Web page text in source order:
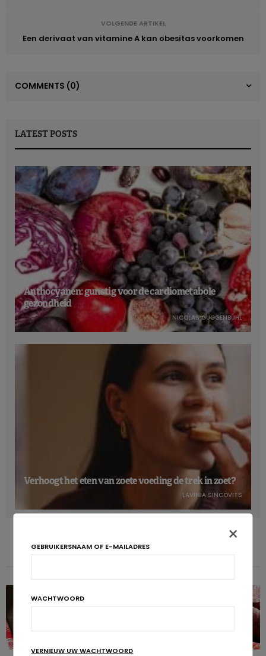
VOLGENDE ARTIKEL
Een derivaat van vitamine A kan obesitas voorkomen
COMMENTS (0)
LATEST POSTS
Anthocyanen: gunstig voor de cardiometabole
gezondheid
NICOLAS GUGGENBÜHL
Verhoogt het eten van zoete voeding de trek in zoet?
LAVINIA SINCOVITS
×
GEBRUIKERSNAAM OF E-MAILADRES
WACHTWOORD
VERNIEUW UW WACHTWOORD